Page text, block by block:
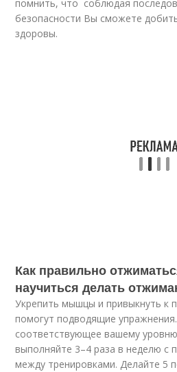
помнить, что соблюдая
безопасности Вы сможете
здоровы.
Как правильно
научиться делать
Укрепить мышцы и привыкнуть к
помогут подводящие
соответствующее вашему
выполняйте 3–4 раза в неделю с
между тренировками. Делайте 5